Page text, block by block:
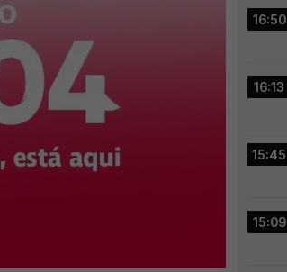
16:50
16:13
15:45
15:09